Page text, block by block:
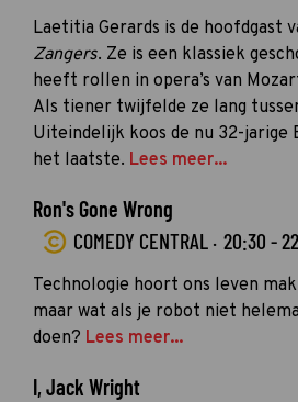
Laetitia Gerards is de hoofdgast
Zangers. Ze is een klassiek
heeft rollen in opera’s van
Als tiener twijfelde ze lang
Uiteindelijk koos de nu 32-jarige
het laatste. Lees meer...
Ron's Gone Wrong
COMEDY CENTRAL · 20:30 -
Technologie hoort ons leven
maar wat als je robot niet
doen? Lees meer...
I, Jack Wright